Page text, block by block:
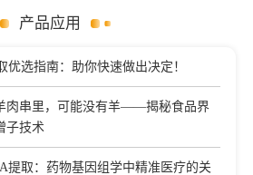
产品应用
优选指南：助你快速做出决定！
肉串里，可能没有羊——揭秘食品界
子技术
提取：药物基因组学中精准医疗的关